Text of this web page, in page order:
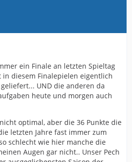
ein Finale an letzten Spieltag
diesem Finalepielen eigentlich
UND die anderen da
heute und morgen auch
optimal, aber die 36 Punkte die
letzten Jahre fast immer zum
schlecht wie hier manche die
Augen gar nicht.. Unser Pech